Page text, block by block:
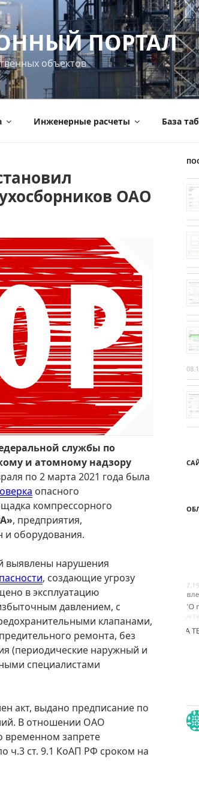
ПОРТАЛ
объектов
Инженерные расчеты База
ОАО
службы по
и атомному надзору
по 2 марта 2021 года была
опасного
компрессорного
, предприятия,
оборудования.
выявлены нарушения
, создающие угрозу
в эксплуатацию
давлением, с
клапанами,
ремонта, без
(периодические наружный и
специалистами
акт, выдано предписание по
В отношении ОАО
временном запрете
ч.3 ст. 9.1 КоАП РФ сроком на